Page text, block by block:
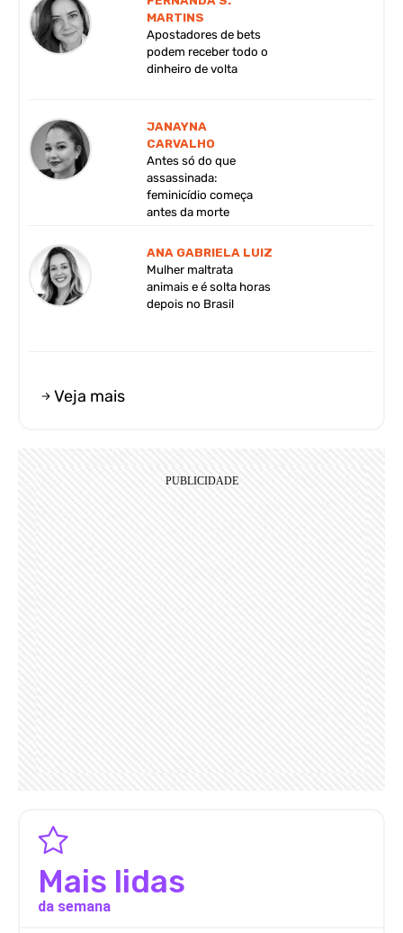
MARTINS
Apostadores de bets
podem receber todo o
dinheiro de volta
JANAYNA
CARVALHO
Antes só do que
assassinada:
feminicídio começa
antes da morte
ANA GABRIELA LUIZ
Mulher maltrata
animais e é solta horas
depois no Brasil
Veja mais
Mais lidas
da semana